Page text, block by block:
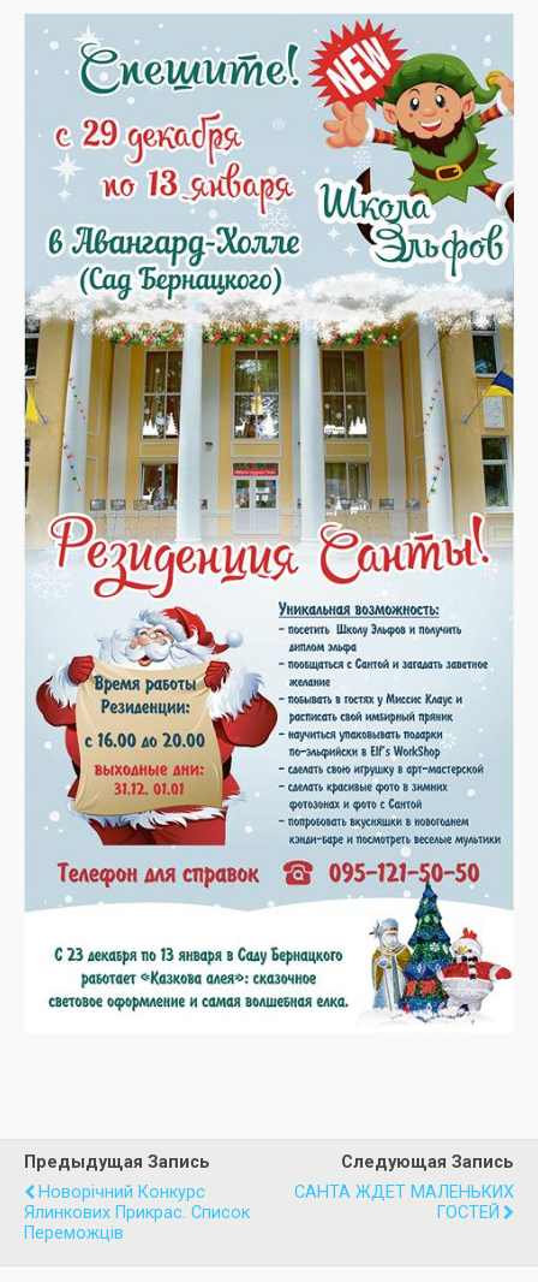
Предыдущая Запись
Новорічний Конкурс
Ялинкових Прикрас. Список
Переможців
Следующая Запись
САНТА ЖДЕТ МАЛЕНЬКИХ
ГОСТЕЙ